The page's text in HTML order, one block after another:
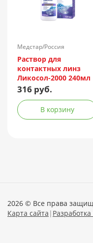
Медстар/Россия
Раствор для
контактных линз
Ликосол-2000 240мл
316 руб.
В корзину
2026 © Все права
Карта сайта |